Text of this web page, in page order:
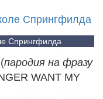
Спрингфилда
пародия на фразу
WANT MY